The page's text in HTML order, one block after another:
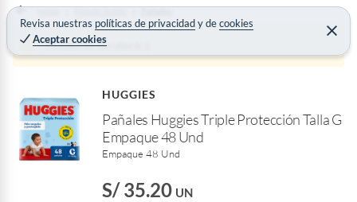
a
i
n
Revisa nuestras políticas de privacidadydecookies
Aceptar cookies
C
e
r
Home Mundo Bebés Pañales
Producto sin stock :(
HUGGIES
Pañales Huggies Triple Protección Talla G
Empaque 48 Und
Empaque 48 Und
S/ 35.20 UN